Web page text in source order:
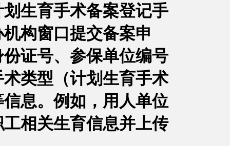
生育手术备案登记手
构窗口提交备案申
证号、参保单位编号
类型（计划生育手术
息。例如，用人单位
相关生育信息并上传